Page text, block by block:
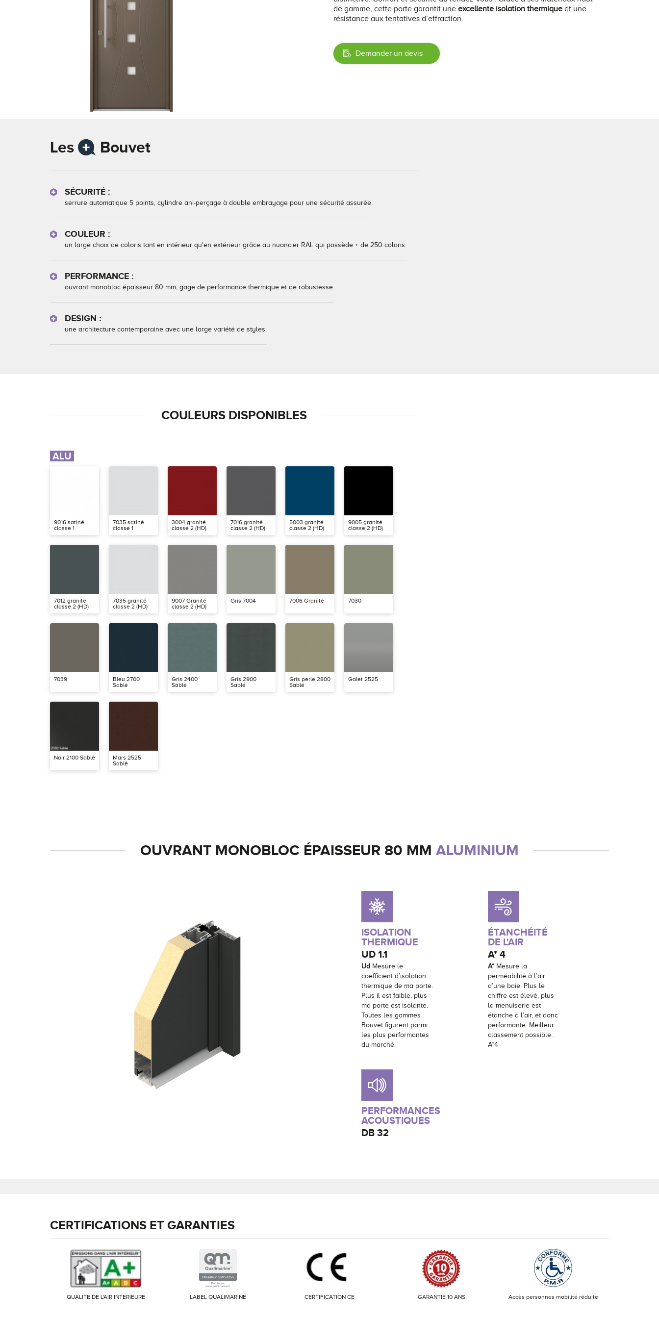
de gamme, cette porte garantit une excellente isolation thermiqueet une
résistance aux tentatives d’effraction.
Demander un devis
Les Bouvet
SÉCURITÉ :
serrure automatique 5 points, cylindre ani-perçage à double embrayage pour une sécurité assurée.
COULEUR :
un large choix de coloris tant en intérieur qu'en extérieur grâce au nuancier RAL qui possède + de 250 coloris.
PERFORMANCE :
ouvrant monobloc épaisseur 80 mm, gage de performance thermique et de robustesse.
DESIGN :
une architecture contemporaine avec une large variété de styles.
COULEURS DISPONIBLES
ALU
9016 satiné
classe 1
7035 satiné
classe 1
3004 granité
classe 2 (HD)
7016 granité
classe 2 (HD)
5003 granité
classe 2 (HD)
9005 granité
classe 2 (HD)
7012 granite
classe 2 (HD)
7035 granité
classe 2 (HD)
9007 Granité
classe 2 (HD)
Gris 7004 7006 Granité 7030
7039
Bleu 2700
Sablé
Gris 2400
Sablé
Gris 2900
Sablé
Gris perle 2800
Sablé
Galet 2525
Noir 2100 Sablé
Mars 2525
Sablé
OUVRANT MONOBLOC ÉPAISSEUR 80 MM ALUMINIUM
ISOLATION
THERMIQUE
UD1.1
Ud Mesure le
coefficient d’isolation
thermique de ma porte.
Plus il est faible, plus
ma porte est isolante.
Toutes les gammes
Bouvet figurent parmi
les plus performantes
du marché.
ÉTANCHÉITÉ
DE L'AIR
A* 4
A*Mesure la
perméabilité à l’air
d’une baie. Plus le
chiffre est élevé, plus
la menuiserie est
étanche à l’air, et donc
performante. Meilleur
classement possible :
A*4
PERFORMANCES
ACOUSTIQUES
DB32
CERTIFICATIONS ET GARANTIES
QUALITE DE L'AIR INTERIEURE LABEL QUALIMARINE CERTIFICATION CE GARANTIE 10 ANS Accès personnes mobilité réduite